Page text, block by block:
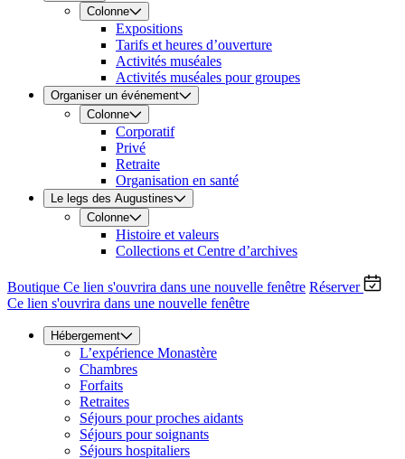
Colonne
Expositions
Tarifs et heures d’ouverture
Activités muséales
Activités muséales pour groupes
Organiser un événement
Colonne
Corporatif
Privé
Retraite
Organisation en santé
Le legs des Augustines
Colonne
Histoire et valeurs
Collections et Centre d’archives
Boutique Ce lien s'ouvrira dans une nouvelle fenêtre Réserver
Ce lien s'ouvrira dans une nouvelle fenêtre
Hébergement
L’expérience Monastère
Chambres
Forfaits
Retraites
Séjours pour proches aidants
Séjours pour soignants
Séjours hospitaliers